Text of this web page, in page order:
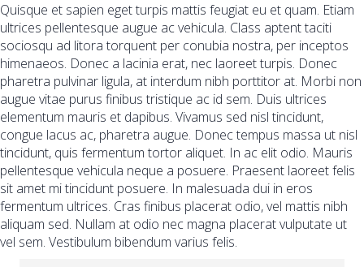
Quisque et sapien eget turpis mattis feugiat eu et quam. Etiam
ultrices pellentesque augue ac vehicula. Class aptent taciti
sociosqu ad litora torquent per conubia nostra, per inceptos
himenaeos. Donec a lacinia erat, nec laoreet turpis. Donec
pharetra pulvinar ligula, at interdum nibh porttitor at. Morbi non
augue vitae purus finibus tristique ac id sem. Duis ultrices
elementum mauris et dapibus. Vivamus sed nisl tincidunt,
congue lacus ac, pharetra augue. Donec tempus massa ut nisl
tincidunt, quis fermentum tortor aliquet. In ac elit odio. Mauris
pellentesque vehicula neque a posuere. Praesent laoreet felis
sit amet mi tincidunt posuere. In malesuada dui in eros
fermentum ultrices. Cras finibus placerat odio, vel mattis nibh
aliquam sed. Nullam at odio nec magna placerat vulputate ut
vel sem. Vestibulum bibendum varius felis.